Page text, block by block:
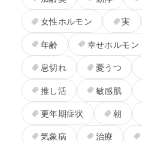
女性ホルモン
実
年齢
幸せホルモン
息切れ
憂うつ
推し活
敏感肌
更年期症状
朝
気象病
治療